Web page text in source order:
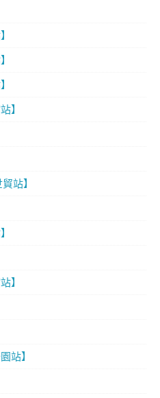
】
站】
】
站】